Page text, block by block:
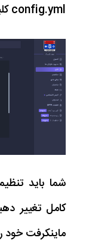
config.yml کلیک کنید تا باز شود.
شما باید
ماینکرفت خود